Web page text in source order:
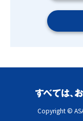
Copyright ©